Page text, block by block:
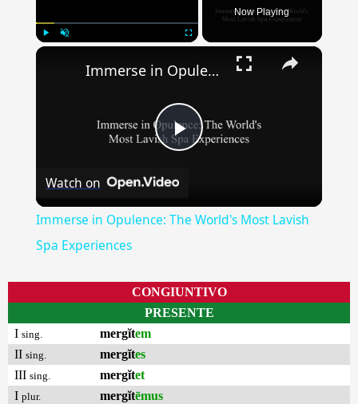
Now Playing
×
Play
Immerse in Opulence: The World's Most Lavish Spa Experiences
Watch on
Immerse in Opulence: The World's Most Lavish
Spa Experiences
CONGIUNTIVO
PRESENTE
I sing. mergĭtem
II sing. mergĭtes
III sing. mergĭtet
I plur. mergĭtēmus